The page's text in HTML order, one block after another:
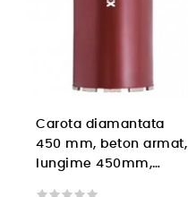
Carota diamantata
450 mm, beton armat,
lungime 450mm,